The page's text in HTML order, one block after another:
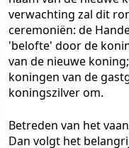
verwachting zal dit
ceremoniën: de
'belofte' door de
van de nieuwe
koningen van de
koningszilver om.
Betreden van het
Dan volgt het